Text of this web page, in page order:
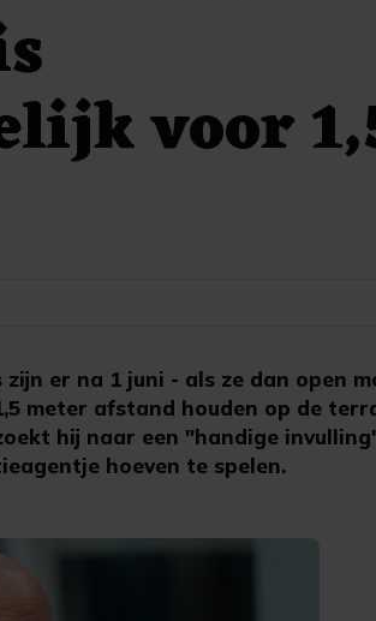
voor
zijn er na 1 juni - als ze dan open
meter afstand houden op de
hij naar een "handige
hoeven te spelen.